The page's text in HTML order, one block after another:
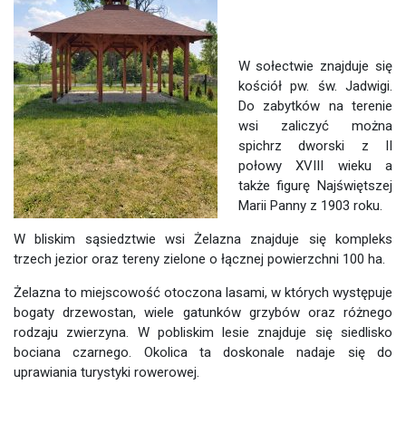
W sołectwie znajduje się
kościół pw. św. Jadwigi.
Do zabytków na terenie
wsi zaliczyć można
spichrz dworski z II
połowy XVIII wieku a
także figurę Najświętszej
Marii Panny z 1903 roku.
W bliskim sąsiedztwie wsi Żelazna znajduje się kompleks
trzech jezior oraz tereny zielone o łącznej powierzchni 100 ha.
Żelazna to miejscowość otoczona lasami, w których występuje
bogaty drzewostan, wiele gatunków grzybów oraz różnego
rodzaju zwierzyna. W pobliskim lesie znajduje się siedlisko
bociana czarnego. Okolica ta doskonale nadaje się do
uprawiania turystyki rowerowej.